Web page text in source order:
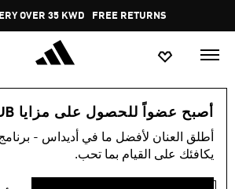
Pause
promotion
rotation
OVER 35 KWD FREE RETURNS
أصبح عضواً للحصول على مزايا ADICLUB
أطلق العنان لأفضل ما في أديداس -
يكافئك على القيام بما تحب.
اسلوب حياة العلامات التجارية الألبسة
ملابس رياضية · أحذية